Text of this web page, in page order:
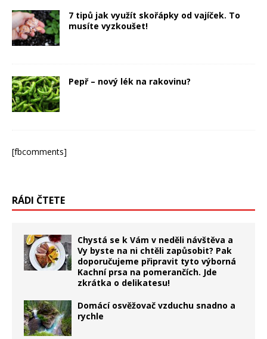
7 tipů jak využít skořápky od vajíček. To
musíte vyzkoušet!
Pepř – nový lék na rakovinu?
[fbcomments]
RÁDI ČTETE
Chystá se k Vám v neděli návštěva a
Vy byste na ni chtěli zapůsobit? Pak
doporučujeme připravit tyto výborná
Kachní prsa na pomerančích. Jde
zkrátka o delikatesu!
Domácí osvěžovač vzduchu snadno a
rychle